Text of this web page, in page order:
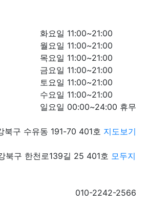
화요일 11:00~21:00
월요일 11:00~21:00
목요일 11:00~21:00
금요일 11:00~21:00
토요일 11:00~21:00
수요일 11:00~21:00
일요일 00:00~24:00 휴무
북구 수유동 191-70 401호 지도보기
북구 한천로139길 25 401호 모두지
010-2242-2566